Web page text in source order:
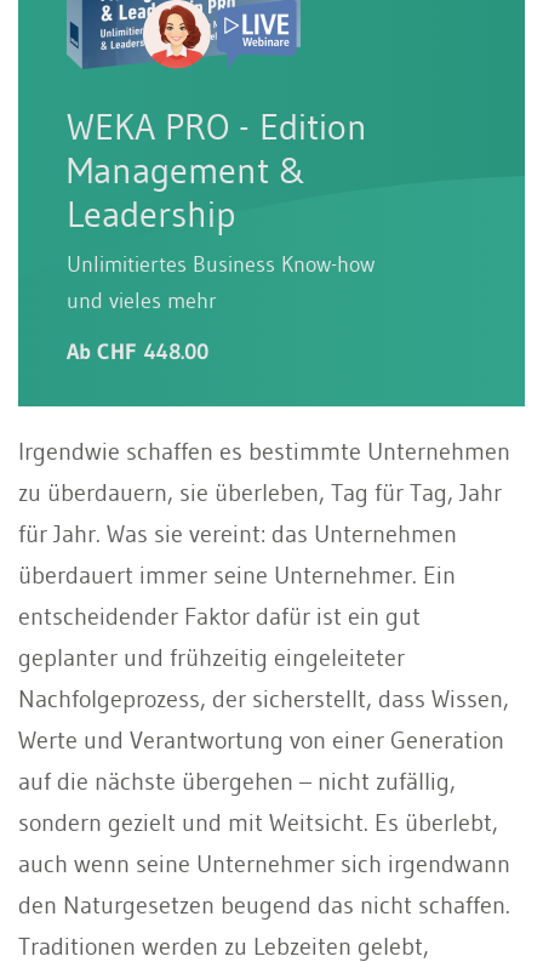
WEKA PRO - Edition
Management &
Leadership
Unlimitiertes Business Know-how
und vieles mehr
Ab CHF 448.00
Irgendwie schaffen es bestimmte Unternehmen
zu überdauern, sie überleben, Tag für Tag, Jahr
für Jahr. Was sie vereint: das Unternehmen
überdauert immer seine Unternehmer. Ein
entscheidender Faktor dafür ist ein gut
geplanter und frühzeitig eingeleiteter
Nachfolgeprozess, der sicherstellt, dass Wissen,
Werte und Verantwortung von einer Generation
auf die nächste übergehen – nicht zufällig,
sondern gezielt und mit Weitsicht. Es überlebt,
auch wenn seine Unternehmer sich irgendwann
den Naturgesetzen beugend das nicht schaffen.
Traditionen werden zu Lebzeiten gelebt,